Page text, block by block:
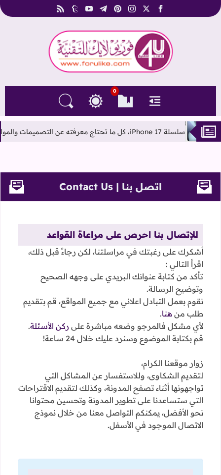
facebook
x
instagram
pinterest
telegram
youtube
tumblr
rss
فوريو لايك للتقنية
القائمة
0
العلامات المرجعيةالتغيير بين الوضع النهاري والداكن
البحث في المدونة
سلسلة iPhone 17، كل ما تحتاج معرفته عن التصميمات والمواصفات المنتظرة
اتصل بنا | Contact Us
للإتصال بنا احرص على مراعاة القواعد
أشكرك على رغبتك في مراسلتنا، لكن رجاءً قبل ذلك،
اقرأ التالي :
تأكد من كتابة عنوانك البريدي على وجهه الصحيح
وتوضيح الرسالة.
نقوم بعمل التبادل اعلاني مع جميع المواقع، قم بتقديم
طلب من هنا.
لأي مشكل فالمرجو وضعه مباشرة على ركن الأسئلة.
قم بكتابة الموضوع وسنرد عليك خلال 24 ساعة!
زوار موقعنا الكرام،
لتقديم الشكاوى، وللاستفسار عن المشاكل التي
تواجهونها أثناء تصفح المدونة، وكذلك لتقديم الاقتراحات
التي ستساعدنا على تطوير المدونة وتحسين محتوانا
نحو الأفضل، يمكنكم التواصل معنا من خلال نموذج
الاتصال الموجود في الأسفل.